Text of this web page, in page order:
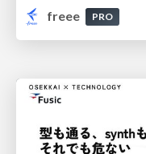
freee
PRO